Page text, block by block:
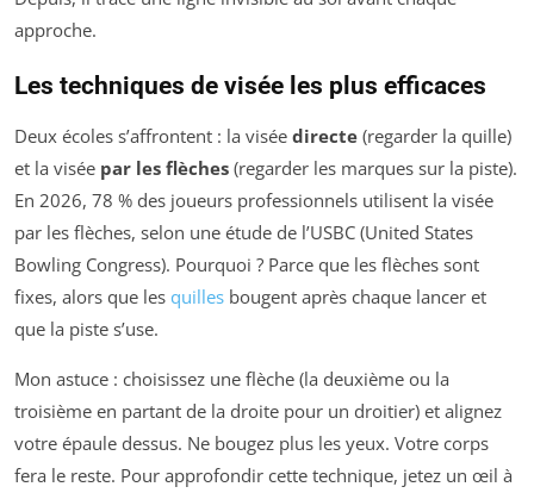
approche.
Les techniques de visée les plus efficaces
Deux écoles s’affrontent : la visée directe (regarder la quille)
et la visée par les flèches (regarder les marques sur la piste).
En 2026, 78 % des joueurs professionnels utilisent la visée
par les flèches, selon une étude de l’USBC (United States
Bowling Congress). Pourquoi ? Parce que les flèches sont
fixes, alors que les quilles bougent après chaque lancer et
que la piste s’use.
Mon astuce : choisissez une flèche (la deuxième ou la
troisième en partant de la droite pour un droitier) et alignez
votre épaule dessus. Ne bougez plus les yeux. Votre corps
fera le reste. Pour approfondir cette technique, jetez un œil à